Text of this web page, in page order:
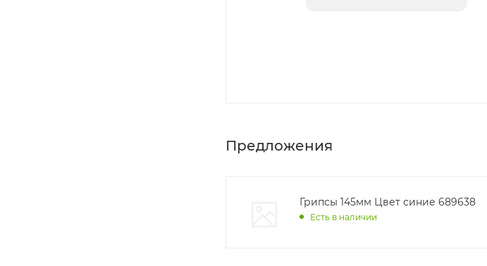
Предложения
Грипсы 145мм Цвет синие 689638
Есть в наличии